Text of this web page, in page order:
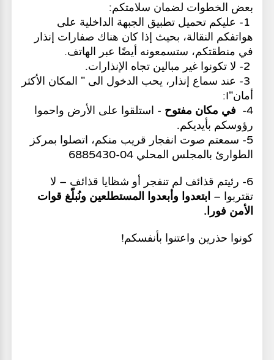
بعض الخطوات لضمان سلامتكم:
1- عليكم تحميل تطبيق الجبهة الداخلية على
هواتفكم النقالة، بحيث إذا كان هناك صفارات إنذار
في منطقتكم، ستسمعونه أيضًا عبر الهاتف.
3- عند سماع إنذار، يحب الدخول الى " المكان الأكثر
أمان"I:
4-
في مكان مفتوح - استلقوا على الأرض واحموا
رؤوسكم بأيديكم.
5- سمعتم صوت انفجار قريب منكم، اتصلوا بمركز
الطوارئ بالمجلس المحلي 04-6885430
6- رئيتم قذائف لم تنفجر أو شظايا قذائف – لا
تقتربوا – ابتعدوا وأبعدوا المستطلعين ونُبلّغ قوات
الأمن فورا .
كونوا حذرين واعتنوا بأنفسكم!